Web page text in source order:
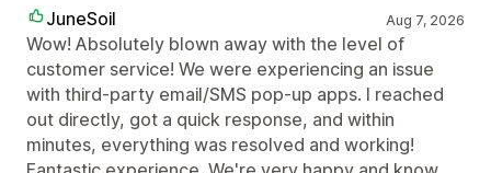
JuneSoil Aug 7, 2026
Wow! Absolutely blown away with the level of
customer service! We were experiencing an issue
with third-party email/SMS pop-up apps. I reached
out directly, got a quick response, and within
minutes, everything was resolved and working!